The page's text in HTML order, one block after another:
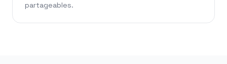
partageables.